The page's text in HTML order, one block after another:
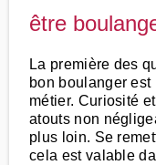
être
La première des
bon boulanger
métier. Curiosité
atouts non
plus loin. Se
cela est valable